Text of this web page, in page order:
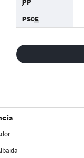
PP
PSOE